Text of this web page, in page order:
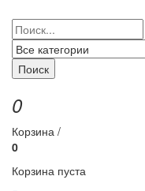
Поиск
0
Корзина /
0
Корзина пуста